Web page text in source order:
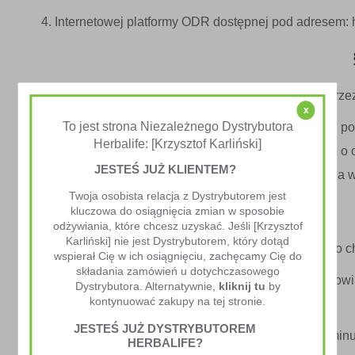
Internetowej platformy ODR dostępnej pod
Administratorem danych osobowych przekazanych
Dane osobowe Kupującego przetwarzane są na
rozporządzeniu Parlamentu Europejskiego i Rady (EU)
Sprzedawcę zawiera polityka prywatności zamieszczona
Zakazane jest dostarczanie przez Kupującego treści o
Każdorazowo składane w Sklepie zamówienie
jest na czas i w celu realizacji zamówienia.
Umowy zawierane na podstawie niniejszego
x
To jest strona Niezależnego Dystrybutora
Herbalife: [Krzysztof Karliński]
JESTEŚ JUŻ KLIENTEM?
Twoja osobista relacja z Dystrybutorem jest
kluczowa do osiągnięcia zmian w sposobie
odżywiania, które chcesz uzyskać. Jeśli [Krzysztof
Karliński] nie jest Dystrybutorem, który dotąd
wspierał Cię w ich osiągnięciu, zachęcamy Cię do
składania zamówień u dotychczasowego
Dystrybutora. Alternatywnie, kliknij tu by
kontynuować zakupy na tej stronie.
JESTEŚ JUŻ DYSTRYBUTOREM
HERBALIFE?